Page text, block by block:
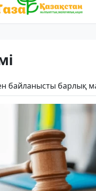
байланысты барлық